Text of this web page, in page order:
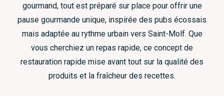
gourmand, tout est préparé sur place pour offrir une
pause gourmande unique, inspirée des pubs écossais
mais adaptée au rythme urbain vers Saint-Molf. Que
vous cherchiez un repas rapide, ce concept de
restauration rapide mise avant tout sur la qualité des
produits et la fraîcheur des recettes.